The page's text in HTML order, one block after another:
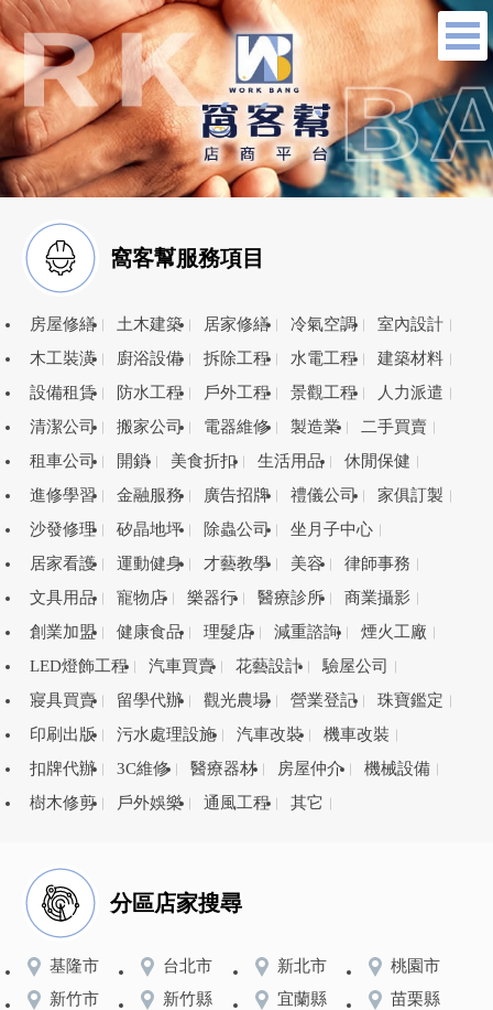
窩客幫服務項目
房屋修繕 土木建築 居家修繕 冷氣空調
室內設計
木工裝潢
廚浴設備 拆除工程 水電工程
建築材料
設備租賃
防水工程 戶外工程 景觀工程
人力派遣
清潔公司
搬家公司 電器維修 製造業
二手買賣
租車公司
開鎖 美食折扣 生活用品
休閒保健
進修學習
金融服務 廣告招牌 禮儀公司
家俱訂製
沙發修理
矽晶地坪 除蟲公司
坐月子中心
居家看護
運動健身 才藝教學 美容
律師事務
文具用品
寵物店 樂器行 醫療診所
商業攝影
創業加盟
健康食品 理髮店 減重諮詢
煙火工廠
LED燈飾工程
汽車買賣 花藝設計
驗屋公司
寢具買賣
留學代辦 觀光農場 營業登記
珠寶鑑定
印刷出版
污水處理設施 汽車改裝
機車改裝
扣牌代辦
3C維修 醫療器材 房屋仲介
機械設備
樹木修剪
戶外娛樂 通風工程 其它
分區店家搜尋
基隆市 台北市 新北市
桃園市
新竹市
新竹縣 宜蘭縣
苗栗縣